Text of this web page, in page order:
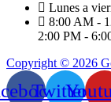
Lunes a
8:00 AM -
2:00 PM -
Copyright © 2026
Twitter